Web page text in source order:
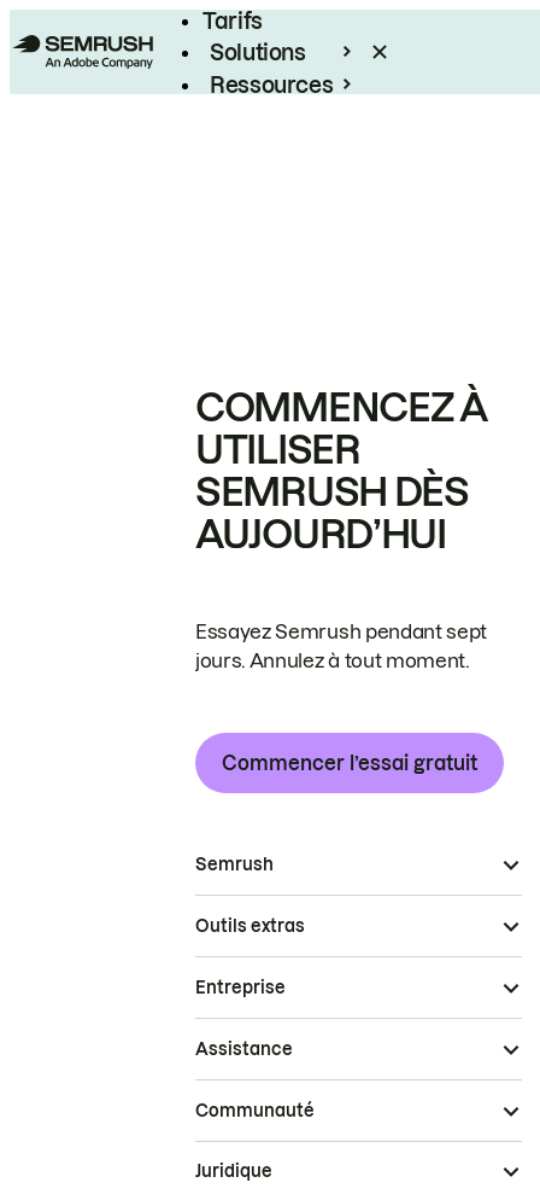
Tarifs
Solutions
Ressources
COMMENCEZ À
UTILISER
SEMRUSH DÈS
AUJOURD’HUI
Essayez Semrush pendant sept
jours. Annulez à tout moment.
Commencer l’essai gratuit
Semrush
Outils extras
Entreprise
Assistance
Communauté
Juridique